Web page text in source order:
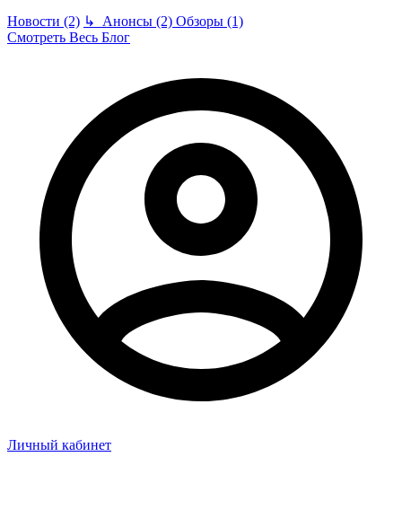
Новости (2) ↳ Анонсы (2) Обзоры (1)
Смотреть Весь Блог
Личный кабинет